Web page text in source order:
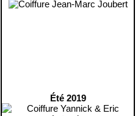
Été 2019